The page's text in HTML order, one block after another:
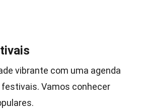
vibrante com uma agenda
Vamos conhecer